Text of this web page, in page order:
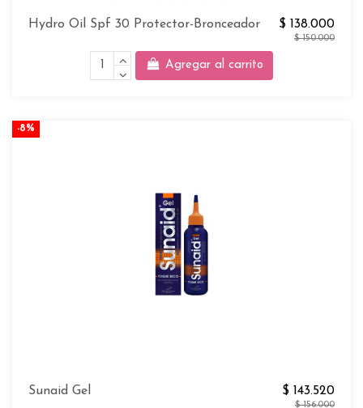
Hydro Oil Spf 30 Protector-Bronceador $ 138.000
$ 150.000
Agregar al carrito
-8%
Sunaid Gel $ 143.520
$ 156.000